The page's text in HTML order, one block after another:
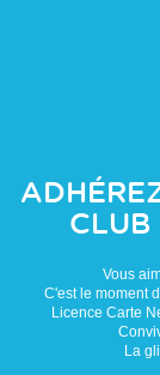
CLUB
Vous
C'est le moment
Licence Carte
La